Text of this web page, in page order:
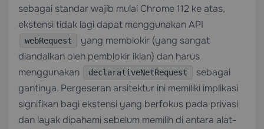
sebagai standar wajib mulai Chrome 112 ke atas,
ekstensi tidak lagi dapat menggunakan API
webRequest
yang memblokir (yang sangat
diandalkan oleh pemblokir iklan) dan harus
menggunakan
declarativeNetRequest
sebagai
gantinya. Pergeseran arsitektur ini memiliki implikasi
signifikan bagi ekstensi yang berfokus pada privasi
dan layak dipahami sebelum memilih di antara alat-